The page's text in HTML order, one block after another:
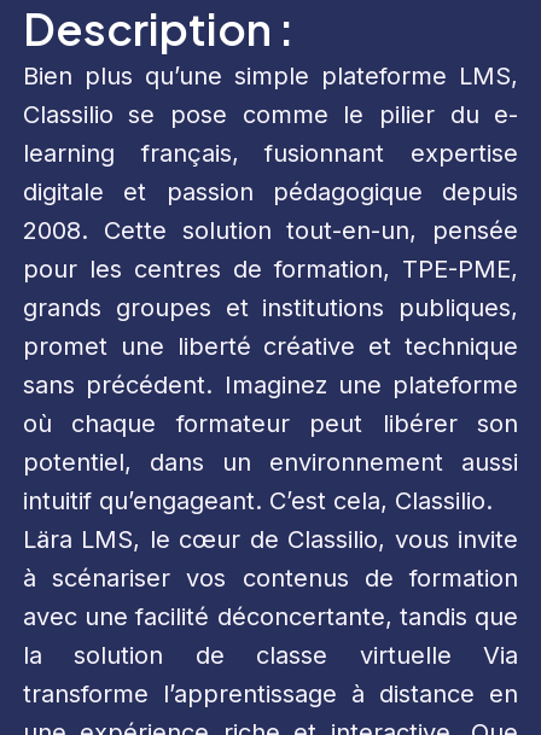
Description :
Bien plus qu’une simple plateforme LMS,
Classilio se pose comme le pilier du e-
learning français, fusionnant expertise
digitale et passion pédagogique depuis
2008. Cette solution tout-en-un, pensée
pour les centres de formation, TPE-PME,
grands groupes et institutions publiques,
promet une liberté créative et technique
sans précédent. Imaginez une plateforme
où chaque formateur peut libérer son
potentiel, dans un environnement aussi
intuitif qu’engageant. C’est cela, Classilio.
Lära LMS, le cœur de Classilio, vous invite
à scénariser vos contenus de formation
avec une facilité déconcertante, tandis que
la solution de classe virtuelle Via
transforme l’apprentissage à distance en